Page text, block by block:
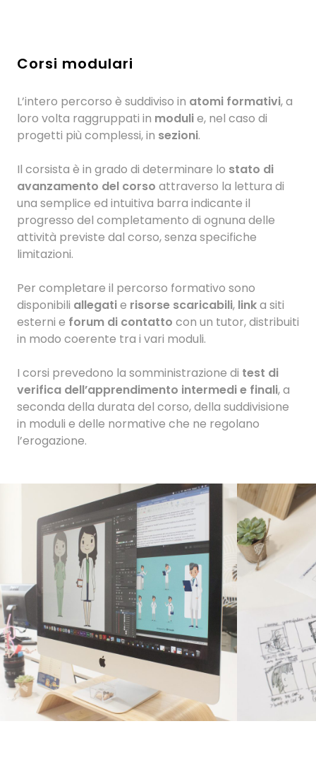
Corsi modulari
L’intero percorso è suddiviso in atomi formativi, a
loro volta raggruppati in modulie, nel caso di
progetti più complessi, in sezioni.
Il corsista è in grado di determinare lo stato di
avanzamento del corso attraverso la lettura di
una semplice ed intuitiva barra indicante il
progresso del completamento di ognuna delle
attività previste dal corso, senza specifiche
limitazioni.
Per completare il percorso formativo sono
disponibili allegatie risorse scaricabili, linka siti
esterni e forum di contatto con un tutor, distribuiti
in modo coerente tra i vari moduli.
I corsi prevedono la somministrazione di test di
verifica dell’apprendimento intermedi e finali, a
seconda della durata del corso, della suddivisione
in moduli e delle normative che ne regolano
l’erogazione.